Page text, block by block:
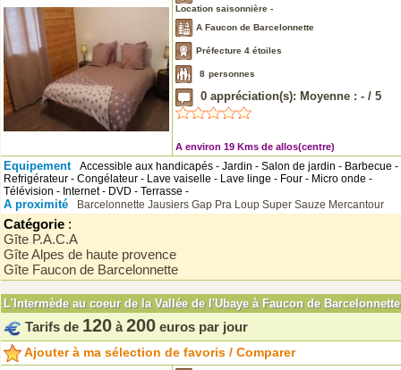
Location saisonnière -
A Faucon de Barcelonnette
Préfecture 4 étoiles
8 personnes
0 appréciation(s): Moyenne : - / 5
A environ 19 Kms de allos(centre)
Equipement
Accessible aux handicapés - Jardin - Salon de jardin - Barbecue -
Refrigérateur - Congélateur - Lave vaiselle - Lave linge - Four - Micro onde -
Télévision - Internet - DVD - Terrasse -
A proximité Barcelonnette Jausiers Gap Pra Loup Super Sauze Mercantour
Catégorie :
Gîte P.A.C.A
Gîte Alpes de haute provence
Gîte Faucon de Barcelonnette
L'Intermède au coeur de la Vallée de l'Ubaye à Faucon de Barcelonnette
Tarifs de 120 à 200 euros par jour
Ajouter à ma sélection de favoris / Comparer